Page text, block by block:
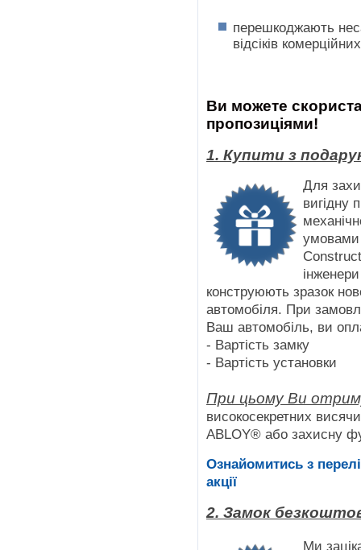
перешкоджають
відсіків
Ви можете
пропозиціями!
1. Купити з
Для
вигідну
умовами
конструюють зразок
автомобіля. При
Ваш автомобіль, ви
- Вартість замку
- Вартість установки
При цьому Ви
високосекретних
ABLOY® або захисну
Ознайомитись з
акції
2. Замок
Ми